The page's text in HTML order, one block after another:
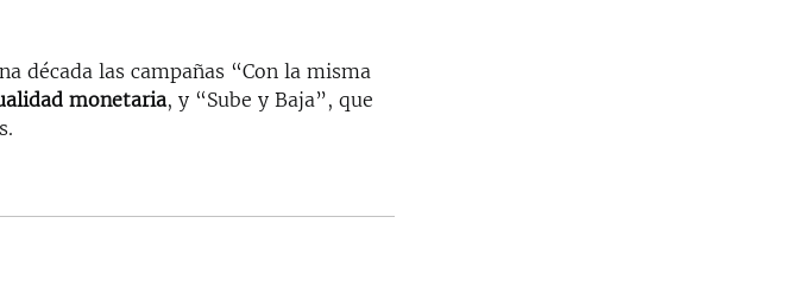
década las campañas “Con la misma
monetaria, y “Sube y Baja”, que